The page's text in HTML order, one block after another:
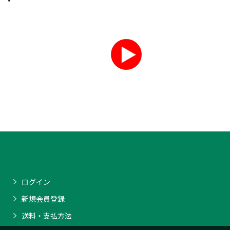
ログイン
新規会員登録
送料・支払方法